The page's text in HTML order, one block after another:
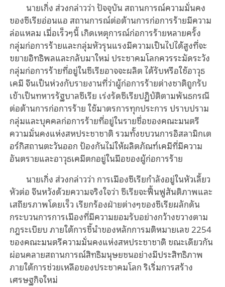
นายเกิ่ง ส่วงกล่าวว่า ปัจจุบัน สถานการณ์ความมั่นคง
ของซีเรียอ่อนแอ สถานการณ์ต่อต้านการก่อการร้ายมีความ
ล่อแหลม เมื่อเร็วๆนี้ เกิดเหตุการณ์ก่อการร้ายหลายครั้ง
กลุ่มก่อการร้ายและกลุ่มหัวรุนแรงมีความเป็นไปได้สูงที่จะ
ขยายอิทธิพลและกลับมาใหม่ ประชาคมโลกควรระมัดระวัง
กลุ่มก่อการร้ายที่อยู่ในซีเรียอาจจะผลิต ได้รับหรือใช้อาวุธ
เคมี จีนเป็นห่วงกับรายงานที่ว่าผู้ก่อการร้ายต่างชาติถูกรับ
เข้าเป็นทหารรัฐบาลซีเรีย เร่งรัดซีเรียปฏิบัติตามพันธกรณี
ต่อต้านการก่อการร้าย ใช้มาตรการทุกประการ ปราบปราม
กลุ่มและบุคคลก่อการร้ายที่อยู่ในรายชื่อของคณะมนตรี
ความมั่นคงแห่งสหประชาชาติ รวมทั้งขบวนการอิสลามิกเต
อร์กิสถานตะวันออก ป้องกันไม่ให้ผลิตภัณฑ์เคมีที่มีความ
อันตรายและอาวุธเคมีตกอยู่ในมือของผู้ก่อการร้าย
นายเกิ่ง ส่วงกล่าวว่า การเมืองซีเรียกำลังอยู่ในหัวเลี้ยว
หัวต่อ จีนหวังด้วยความจริงใจว่า ซีเรียจะฟื้นฟูสันติภาพและ
เสถียรภาพโดยเร็ว เรียกร้องฝ่ายต่างๆของซีเรียผลักดัน
กระบวนการการเมืองที่มีความยอมรับอย่างกว้างขวางตาม
กฎระเบียบ ภายใต้การชี้นำของหลักการมติหมายเลข 2254
ของคณะมนตรีความมั่นคงแห่งสหประชาชาติ ขณะเดียวกัน
ผ่อนคลายสถานการณ์สิทธิมนุษยชนอย่างมีประสิทธิภาพ
ภายใต้การช่วยเหลือของประชาคมโลก ริเริ่มการสร้าง
เศรษฐกิจใหม่